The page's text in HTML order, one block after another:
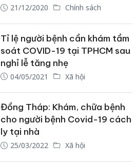
21/12/2020 Chính sách
Tỉ lệ người bệnh cần khám tầm
soát COVID-19 tại TPHCM sau
nghỉ lễ tăng nhẹ
04/05/2021 Xã hội
Đồng Tháp: Khám, chữa bệnh
cho người bệnh Covid-19 cách
ly tại nhà
25/03/2022 Xã hội